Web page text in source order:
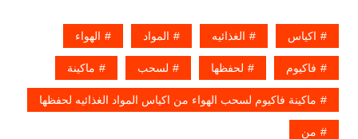
اكياس الغذائيه المواد الهواء
فاكيوم لحفظها لسحب ماكينة
ماكينة فاكيوم لسحب الهواء من اكياس المواد الغذائيه لحفظها
من